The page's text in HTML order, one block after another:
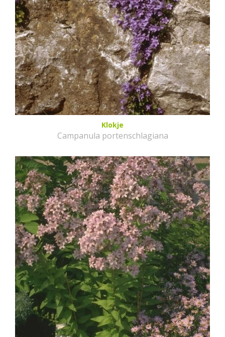
Klokje
Campanula portenschlagiana